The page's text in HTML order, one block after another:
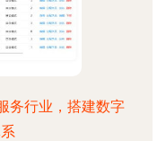
务行业，搭建数字